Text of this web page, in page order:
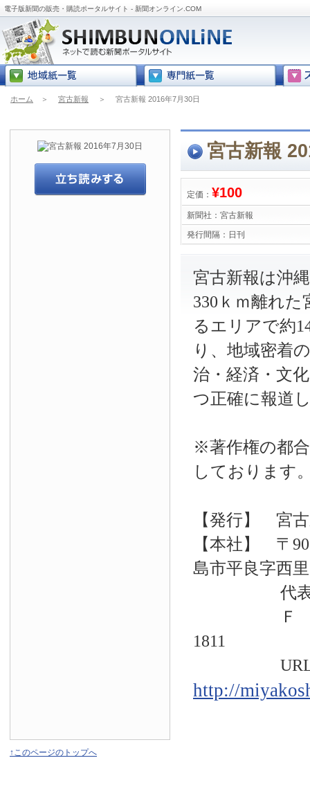
電子版新聞の販売・購読ポータルサイト - 新聞オンライン.COM
ホーム ＞ 宮古新報 ＞ 宮古新報 2016年7月30日
宮古新報
定価： ¥100
新聞社： 宮古新報
発行間隔： 日刊
宮古新報は沖
330ｋｍ離れ
るエリアで約
り、地域密着
治・経済・文
つ正確に報道
※著作権の都
しております
【発行】 宮
【本社】 〒
島市平良字西
代表電話
Ｆ Ａ
1811
URL
http://
↑このページのトップへ